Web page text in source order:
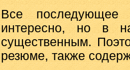
Все последующее
интересно, но в
существенным.
резюме, также